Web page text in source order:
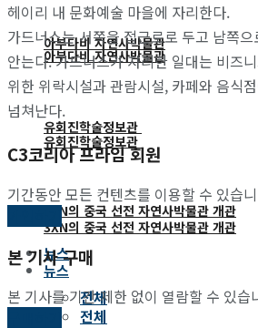
아부다비 자연사박물관
유회진학술정보관
3XN의 중국 선전 자연사박물관 개관
뉴스
전체
아부다비 자연사박물관
유회진학술정보관
3XN의 중국 선전 자연사박물관 개관
뉴스
전체
헤이리 내 문화예술 마을에 자리한다.
가드너스는 서쪽을 접근로로 두고 남쪽
안는다. 가드너스가 자리한 일대는 비즈
위한 위락시설과 관람시설, 카페와 음식
넘쳐난다.
C3코리아 프라임 회원
기간동안 모든 컨텐츠를 이용할 수 있습
본 기사 구매
본 기사를 기간 제한 없이 열람할 수 있습